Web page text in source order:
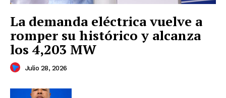
La demanda eléctrica vuelve a
romper su histórico y alcanza
los 4,203 MW
Julio 28, 2026